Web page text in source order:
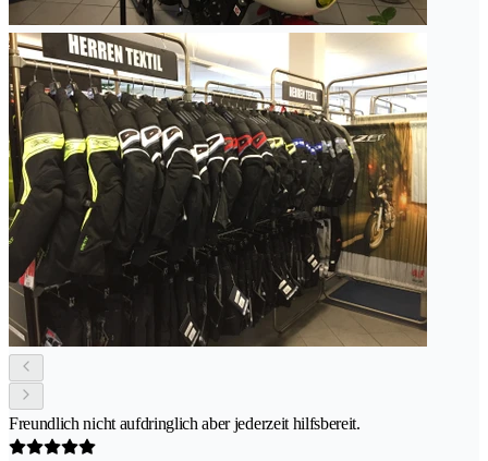
Freundlich nicht aufdringlich aber jederzeit hilfsbereit.